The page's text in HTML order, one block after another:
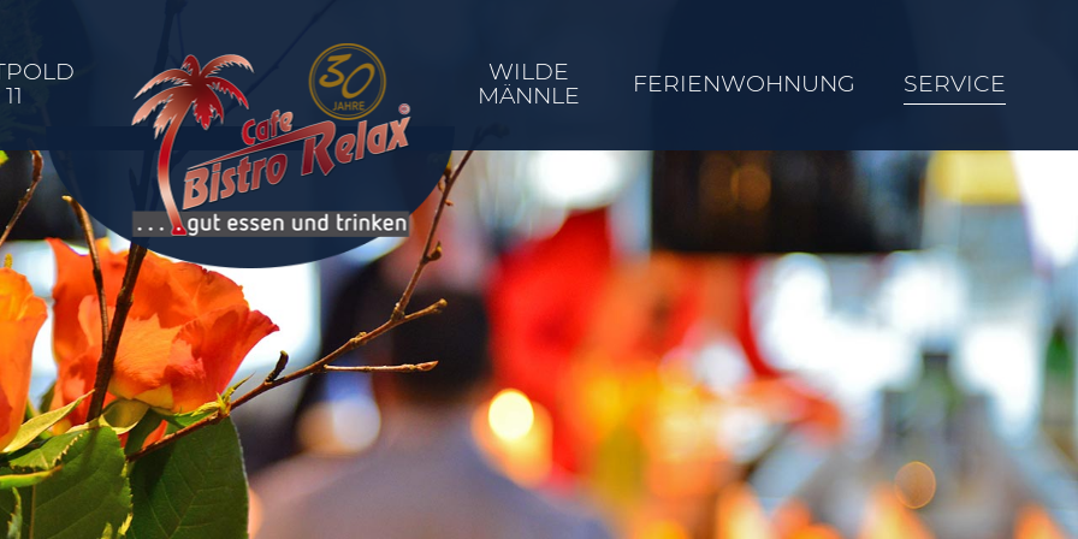
11
WILDE
MÄNNLE
FERIENWOHNUNG SERVICE